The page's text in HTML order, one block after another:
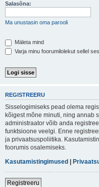
Salasõna:
Ma unustasin oma parooli
Mäleta mind
Varja minu foorumilolekut sellel
REGISTREERU
Sisselogimiseks pead olema
kõigest mõne minuti, ning annab
administraator võib anda
funktsioone veelgi. Enne
ja privaatsuspoliitika.
foorumis osalemiseks.
Kasutamistingimused |
Registreeru